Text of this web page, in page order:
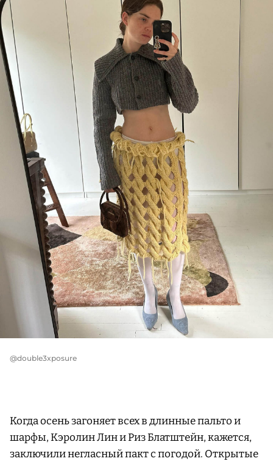
@double3xposure
Когда осень загоняет всех в длинные пальто и
шарфы, Кэролин Лин и Риз Блатштейн, кажется,
заключили негласный пакт с погодой. Открытые